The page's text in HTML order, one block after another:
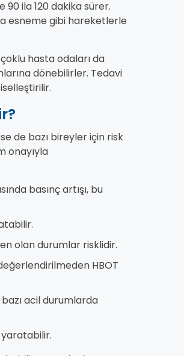
ila 120 dakika sürer.
esneme gibi hareketlerle
hasta odaları da
dönebilirler. Tedavi
de bazı bireyler için risk
onayıyla
basınç artışı, bu
olan durumlar risklidir.
HBOT
acil durumlarda
yaratabilir.